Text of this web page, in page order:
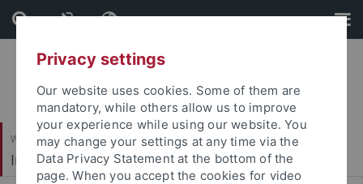
Skip
to
content
Skip
to
footer
Wirtschafts- und Sozialwissenschaftliche Fakultät
Institut für Rechtsextremismusforschung (IRex)
Privacy settings
Our website uses cookies. Some of them are
mandatory, while others allow us to improve
your experience while using our website. You
may change your settings at any time via the
Data Privacy Statement at the bottom of the
page. When you accept the cookies for video